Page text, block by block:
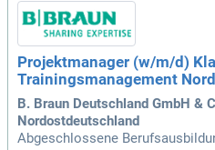
Projektmanager (w/m/d)
Trainingsmanagement
B. Braun Deutschland GmbH &
Nordostdeutschland
Abgeschlossene